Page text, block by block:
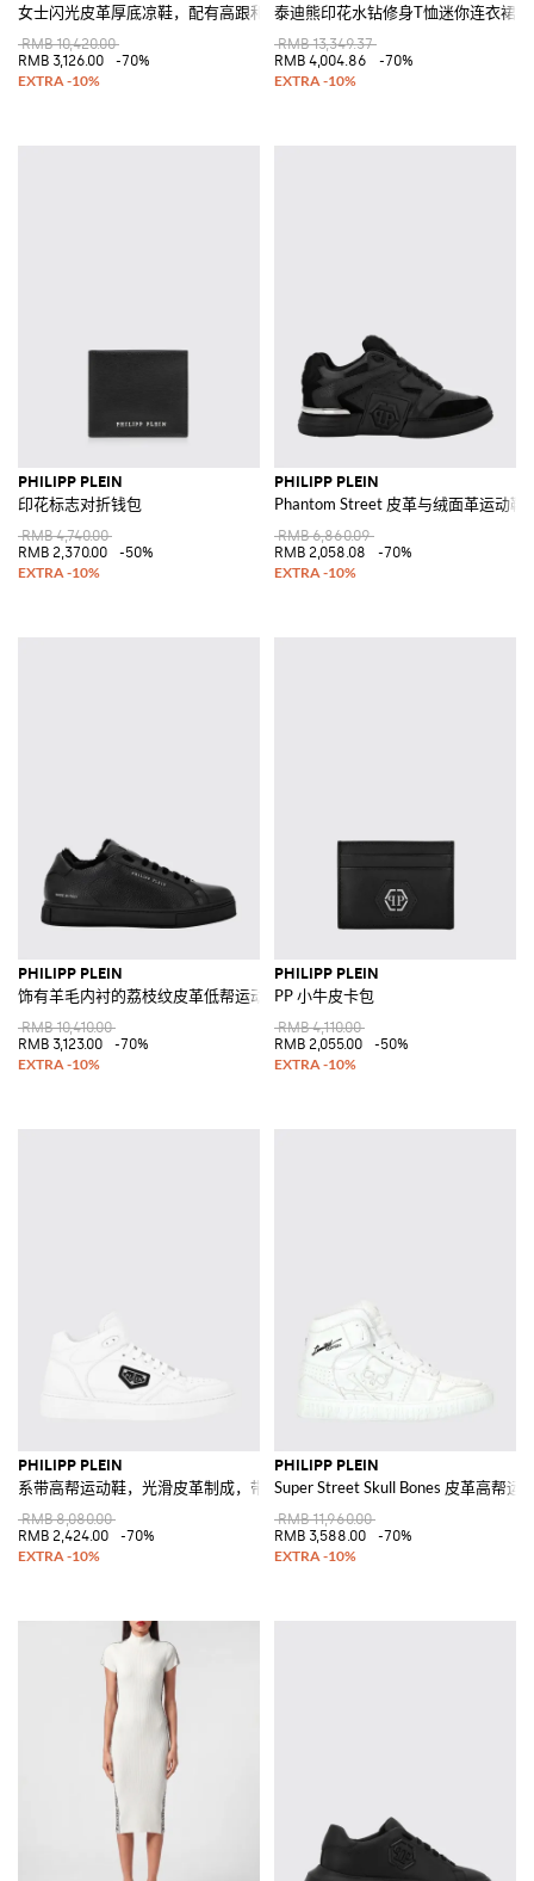
女士闪光皮革厚底凉鞋，配有高跟和骷髅头装饰
RMB 10,420.00
RMB 3,126.00
-70%
泰迪熊印花水钻修身T恤迷你连衣裙
RMB 13,349.37
RMB 4,004.86
-70%
PHILIPP PLEIN
印花标志对折钱包
RMB 4,740.00
RMB 2,370.00
-50%
PHILIPP PLEIN
Phantom Street 皮革与绒面革运动鞋
RMB 6,860.09
RMB 2,058.08
-70%
PHILIPP PLEIN
饰有羊毛内衬的荔枝纹皮革低帮运动鞋
RMB 10,410.00
RMB 3,123.00
-70%
PHILIPP PLEIN
PP 小牛皮卡包
RMB 4,110.00
RMB 2,055.00
-50%
PHILIPP PLEIN
系带高帮运动鞋，光滑皮革制成，带穿孔鞋头
RMB 8,080.00
RMB 2,424.00
-70%
PHILIPP PLEIN
Super Street Skull Bones 皮革高帮运
RMB 11,960.00
RMB 3,588.00
-70%